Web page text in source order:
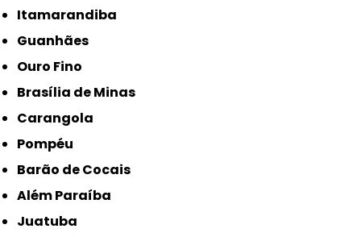
Itamarandiba
Guanhães
Ouro Fino
Brasília de Minas
Carangola
Pompéu
Barão de Cocais
Além Paraíba
Juatuba